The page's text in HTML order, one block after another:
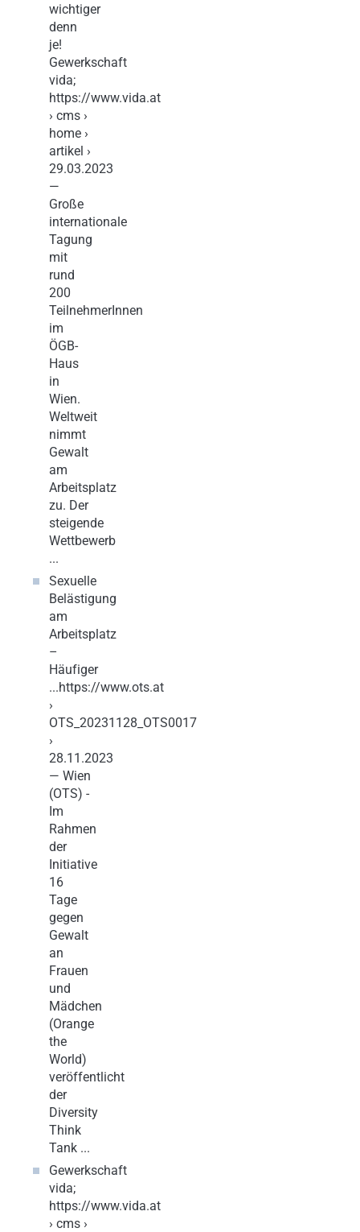
wichtiger
denn
je!
Gewerkschaft
vida;
https://www.vida.at
› cms ›
home ›
artikel ›
29.03.2023
—
Große
internationale
Tagung
mit
rund
200
TeilnehmerInnen
im
ÖGB-
Haus
in
Wien.
Weltweit
nimmt
Gewalt
am
Arbeitsplatz
zu. Der
steigende
Wettbewerb
...
Sexuelle
Belästigung
am
Arbeitsplatz
–
Häufiger
...https://www.ots.at
›
OTS_20231128_OTS0017
›
28.11.2023
— Wien
(OTS) -
Im
Rahmen
der
Initiative
16
Tage
gegen
Gewalt
an
Frauen
und
Mädchen
(Orange
the
World)
veröffentlicht
der
Diversity
Think
Tank ...
Gewerkschaft
vida;
https://www.vida.at
› cms ›